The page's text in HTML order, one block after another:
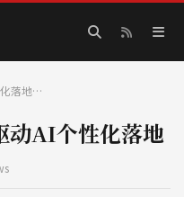
落地…
动AI个性化落地